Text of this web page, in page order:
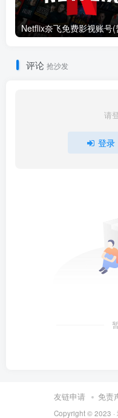
评论 抢沙发
请
登录
友链申请 免责
Copyright © 2023 ·